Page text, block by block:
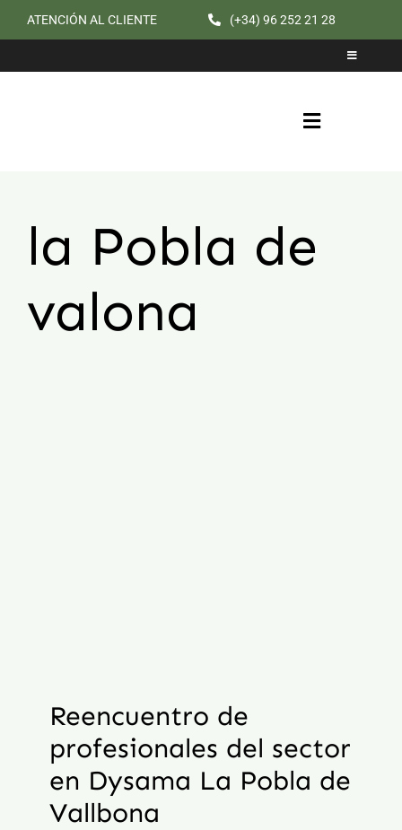
Saltar
al
contenido
ATENCIÓN AL CLIENTE (+34) 96 252 21 28
Toggle
Navigation
Toggle
la Pobla de
valona
Reencuentro de
profesionales del sector
en Dysama La Pobla de
Vallbona